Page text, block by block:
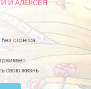
И АЛЕКСЕЯ
стресса
свою жизнь